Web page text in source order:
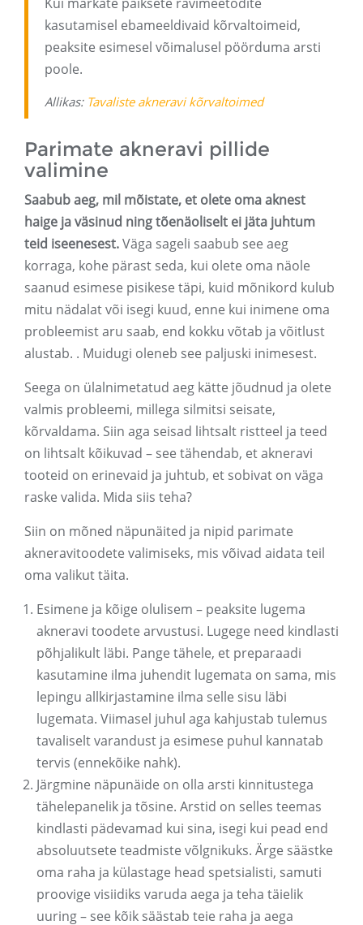
kasutamisel ebameeldivaid kõrvaltoimeid,
peaksite esimesel võimalusel pöörduma arsti
poole.
Allikas: Tavaliste akneravi kõrvaltoimed
Parimate akneravi pillide
valimine
Saabub aeg, mil mõistate, et olete oma aknest
haige ja väsinud ning tõenäoliselt ei jäta juhtum
teid iseenesest.Väga sageli saabub see aeg
korraga, kohe pärast seda, kui olete oma näole
saanud esimese pisikese täpi, kuid mõnikord kulub
mitu nädalat või isegi kuud, enne kui inimene oma
probleemist aru saab, end kokku võtab ja võitlust
alustab. . Muidugi oleneb see paljuski inimesest.
Seega on ülalnimetatud aeg kätte jõudnud ja olete
valmis probleemi, millega silmitsi seisate,
kõrvaldama. Siin aga seisad lihtsalt ristteel ja teed
on lihtsalt kõikuvad – see tähendab, et akneravi
tooteid on erinevaid ja juhtub, et sobivat on väga
raske valida. Mida siis teha?
Siin on mõned näpunäited ja nipid parimate
akneravitoodete valimiseks, mis võivad aidata teil
oma valikut täita.
Esimene ja kõige olulisem – peaksite lugema
akneravi toodete arvustusi. Lugege need kindlasti
põhjalikult läbi. Pange tähele, et preparaadi
kasutamine ilma juhendit lugemata on sama, mis
lepingu allkirjastamine ilma selle sisu läbi
lugemata. Viimasel juhul aga kahjustab tulemus
tavaliselt varandust ja esimese puhul kannatab
tervis (ennekõike nahk).
Järgmine näpunäide on olla arsti kinnitustega
tähelepanelik ja tõsine. Arstid on selles teemas
kindlasti pädevamad kui sina, isegi kui pead end
absoluutsete teadmiste võlgnikuks. Ärge säästke
oma raha ja külastage head spetsialisti, samuti
proovige visiidiks varuda aega ja teha täielik
uuring – see kõik säästab teie raha ja aega